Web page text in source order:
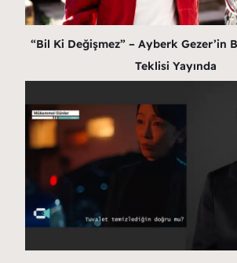
“Bil Ki Değişmez” – Ayberk Gezer’in
Teklisi Yayında